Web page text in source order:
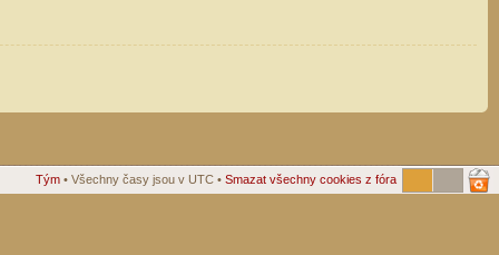
Tým • Všechny časy jsou v UTC • Smazat všechny cookies z fóra